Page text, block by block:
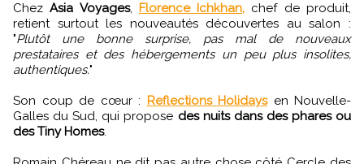
ChezAsia Voyages, Florence Ichkhan, chef de produit,
retient surtout les nouveautés découvertes au salon :
"Plutôt une bonne surprise, pas mal de nouveaux
prestataires et des hébergements un peu plus insolites,
authentiques."
Son coup de cœur : Reflections Holidaysen Nouvelle-
Galles du Sud, qui propose des nuits dans des phares ou
des Tiny Homes.